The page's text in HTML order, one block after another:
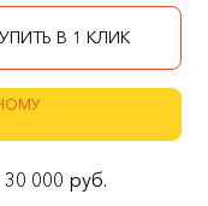
В 1 КЛИК
000 руб.